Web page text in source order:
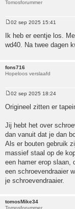
Tomosforummer
02 sep 2025 15:41
Ik heb er eentje los.
wd40. Na twee dagen
fons716
Hopeloos verslaafd
02 sep 2025 18:24
Origineel zitten er
Jij hebt het over
dan vanuit dat je dan
Als er bouten gebruik
massief staal op de
een hamer erop slaan,
een schroevendraaier
je schroevendraaier.
tomosMike34